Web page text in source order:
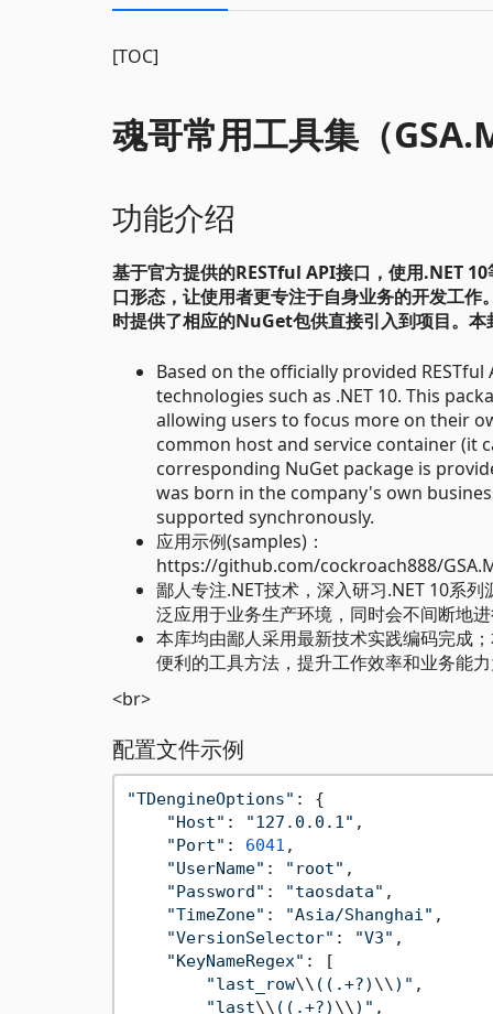
[TOC]
魂哥常用工具集（
功能介绍
基于官方提供的RESTful API接口，使用.NET
口形态，让使用者更专注于自身业务的开发工
时提供了相应的NuGet包供直接引入到项目。
Based on the officially provided
technologies such as .NET 10. This
allowing users to focus more on their
common host and service container (it
corresponding NuGet package is
was born in the company's own
supported synchronously.
应用示例(samples)：
https://github.com/cockroach888/
鄙人专注.NET技术，深入研习.NET 10系
泛应用于业务生产环境，同时会不间断地
本库均由鄙人采用最新技术实践编码完成
便利的工具方法，提升工作效率和业务能
<br>
配置文件示例
"TDengineOptions" : {
"Host" : "127.0.0.1" ,
"Port" : 6041 ,
"UserName" : "root" ,
"Password" : "taosdata" ,
"TimeZone" : "Asia/Shanghai" ,
"VersionSelector" : "V3" ,
"KeyNameRegex" : [
"last_row\\ ((.+?) \\ )" ,
"last\\ ((.+?) \\ )" ,